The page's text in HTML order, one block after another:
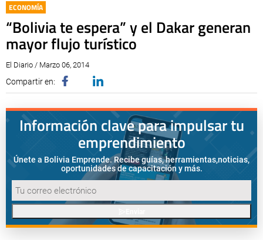
ECONOMÍA
“Bolivia te espera” y el Dakar generan
mayor flujo turístico
El Diario / Marzo 06, 2014
Compartir en:
Información clave para impulsar tu
emprendimiento
Únete a Bolivia Emprende. Recibe guías, herramientas,noticias,
oportunidades de capacitación y más.